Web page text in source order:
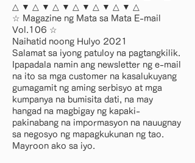
△ ▼ △ ▼ △ ▼ △ ▼ △ ▼ △ ▼ △
☆ Magazine ng Mata sa Mata E-mail
Vol.106 ☆
Naihatid noong Hulyo 2021
Salamat sa iyong patuloy na pagtangkilik.
Ipapadala namin ang newsletter ng e-mail
na ito sa mga customer na kasalukuyang
gumagamit ng aming serbisyo at mga
kumpanya na bumisita dati, na may
hangad na magbigay ng kapaki-
pakinabang na impormasyon na nauugnay
sa negosyo ng mapagkukunan ng tao.
Mayroon ako sa iyo.